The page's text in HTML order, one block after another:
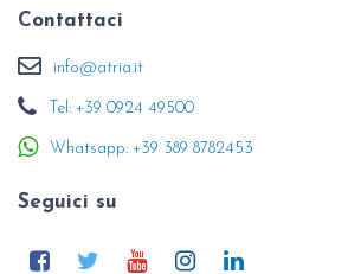
Contattaci
info@atria.it
Tel: +39 0924 49500
Whatsapp: +39 389 8782453
Seguici su